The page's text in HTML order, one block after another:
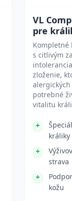
VL
pre
Kompletné
s citlivým
zloženie,
alergických
potrebné
vitalitu
králiky
strava
kožu